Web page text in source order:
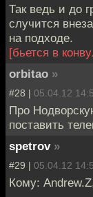
Так ведь и до
случится
на подходе.
[бьется в
orbitao »
#28 | 05.04.12
Про
поставить
spetrov »
#29 | 05.04.12
Кому: